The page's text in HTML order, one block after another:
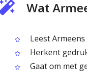
Wat
Leest
Herkent
Gaat om met